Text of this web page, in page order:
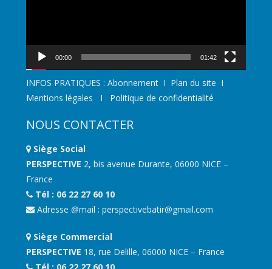
00:00 01:42
INFOS PRATIQUES : Abonnement I Plan du site I
Mentions légales I Politique de confidentialité
NOUS CONTACTER
Siège Social
PERSPECTIVE 2, bis avenue Durante, 06000 NICE –
France
Tél : 06 22 27 60 10
Adresse @mail : perspectivebatir@gmail.com
Siège Commercial
PERSPECTIVE 18, rue Delille, 06000 NICE – France